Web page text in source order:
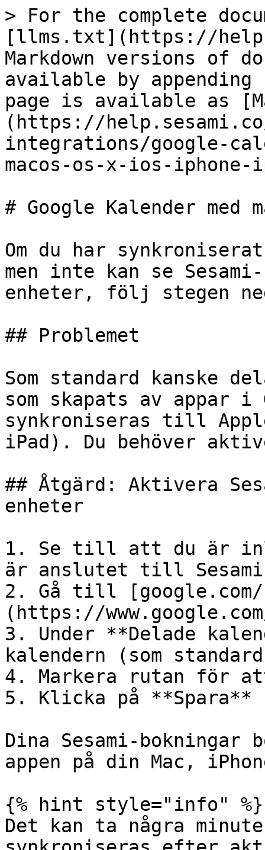
> For the complete
[llms.txt](https://
Markdown versions of
available by
page is available as
(https://
integrations/google-
macos-os-x-ios-iphone-
# Google Kalender med
Om du har
men inte kan se
enheter, följ stegen
## Problemet
Som standard kanske
som skapats av appar i
synkroniseras till
iPad). Du behöver
## Åtgärd: Aktivera
enheter
1. Se till att du är
är anslutet till Sesami
2. Gå till [google.com/
(https://
3. Under **Delade
kalendern (som
4. Markera rutan för
5. Klicka på **Spara**
Dina Sesami-
appen på din Mac,
{% hint style="info" %}
Det kan ta några